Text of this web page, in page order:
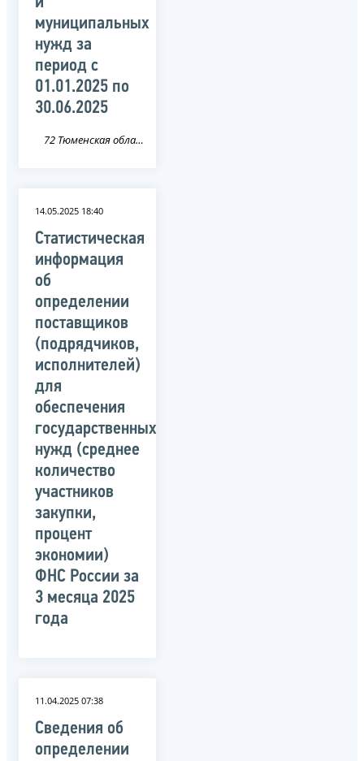
муниципальных
нужд за
период с
01.01.2025 по
30.06.2025
72 Тюменская область
14.05.2025 18:40
Статистическая
информация
об
определении
поставщиков
(подрядчиков,
исполнителей)
для
обеспечения
государственных
нужд (среднее
количество
участников
закупки,
процент
экономии)
ФНС России за
3 месяца 2025
года
11.04.2025 07:38
Сведения об
определении